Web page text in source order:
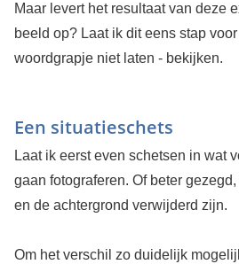
Maar levert het resultaat van deze
beeld op? Laat ik dit eens stap
woordgrapje niet laten - bekijken.
Een situatieschets
Laat ik eerst even schetsen in wat
gaan fotograferen. Of beter
en de achtergrond verwijderd zijn.
Om het verschil zo duidelijk